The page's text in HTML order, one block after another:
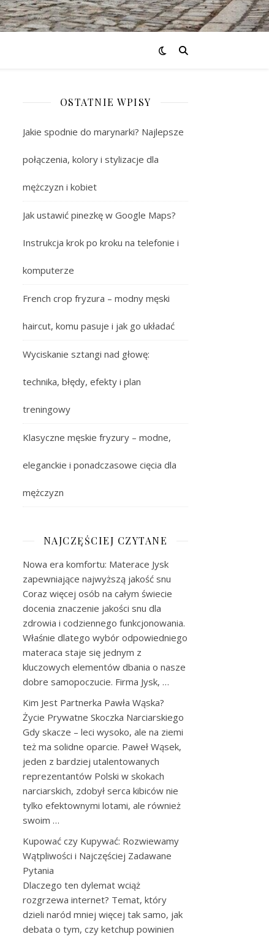
OSTATNIE WPISY
Jakie spodnie do marynarki? Najlepsze
połączenia, kolory i stylizacje dla
mężczyzn i kobiet
Jak ustawić pinezkę w Google Maps?
Instrukcja krok po kroku na telefonie i
komputerze
French crop fryzura – modny męski
haircut, komu pasuje i jak go układać
Wyciskanie sztangi nad głowę:
technika, błędy, efekty i plan
treningowy
Klasyczne męskie fryzury – modne,
eleganckie i ponadczasowe cięcia dla
mężczyzn
NAJCZĘŚCIEJ CZYTANE
Nowa era komfortu: Materace Jysk
zapewniające najwyższą jakość snu
Coraz więcej osób na całym świecie
docenia znaczenie jakości snu dla
zdrowia i codziennego funkcjonowania.
Właśnie dlatego wybór odpowiedniego
materaca staje się jednym z
kluczowych elementów dbania o nasze
dobre samopoczucie. Firma Jysk, …
Kim Jest Partnerka Pawła Wąska?
Życie Prywatne Skoczka Narciarskiego
Gdy skacze – leci wysoko, ale na ziemi
też ma solidne oparcie. Paweł Wąsek,
jeden z bardziej utalentowanych
reprezentantów Polski w skokach
narciarskich, zdobył serca kibiców nie
tylko efektownymi lotami, ale również
swoim …
Kupować czy Kupywać: Rozwiewamy
Wątpliwości i Najczęściej Zadawane
Pytania
Dlaczego ten dylemat wciąż
rozgrzewa internet? Temat, który
dzieli naród mniej więcej tak samo, jak
debata o tym, czy ketchup powinien